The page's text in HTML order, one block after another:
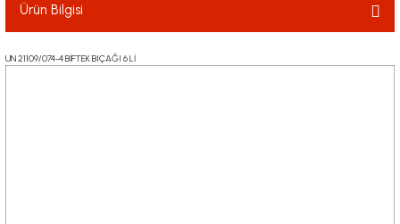
Ürün Bilgisi
UN 21109/074-4 BİFTEK BIÇAĞI 6 Lİ